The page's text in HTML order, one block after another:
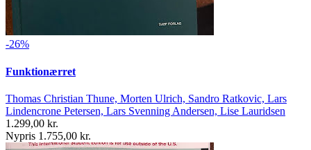
-26%
Funktionærret
Thomas Christian Thune, Morten Ulrich, Sandro Ratkovic, Lars
Lindencrone Petersen, Lars Svenning Andersen, Lise Lauridsen
1.299,00 kr.
Nypris 1.755,00 kr.